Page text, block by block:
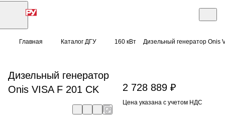
Главная Каталог ДГУ 160 кВт Дизельный генератор Onis
Дизельный генератор
Onis VISA F 201 CK
2 728 889 ₽
Цена указана с учетом НДС